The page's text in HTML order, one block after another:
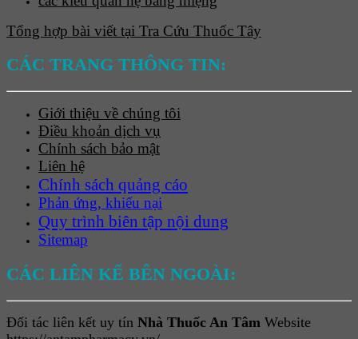
Tổng hợp bài viết tại Tra Cứu Thuốc Tây
CÁC TRANG THÔNG TIN:
Giới thiệu về chúng tôi
Điều khoản dịch vụ
Chính sách bảo mật
Liên hệ
Chính sách quảng cáo
Phản ứng, khiếu nại
Quy trình biên tập nội dung
Sitemap
CÁC LIÊN KẾ BÊN NGOÀI:
Đối tác liên kết uy tín Nhà Thuốc An Tâm Website